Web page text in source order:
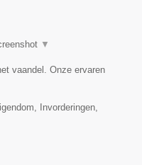
▼
vaandel. Onze ervaren
Invorderingen,